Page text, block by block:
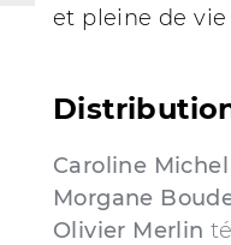
et pleine de vie
Caroline
Morgane
Olivier Merlin